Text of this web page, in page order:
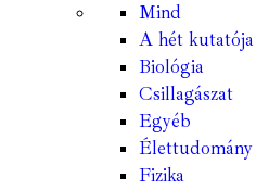
Mind
A hét kutatója
Biológia
Csillagászat
Egyéb
Élettudomány
Fizika